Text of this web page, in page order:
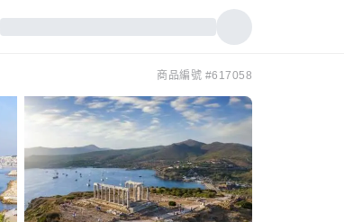
商品編號 #617058